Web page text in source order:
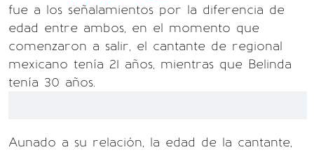
fue a los señalamientos por la diferencia de
edad entre ambos, en el momento que
comenzaron a salir, el cantante de regional
mexicano tenía 21 años, mientras que Belinda
tenía 30 años.
Aunado a su relación, la edad de la cantante,